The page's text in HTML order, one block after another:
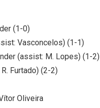
(1-0)
Vasconcelos) (1-1)
(assist: M. Lopes) (1-2)
Furtado) (2-2)
Oliveira